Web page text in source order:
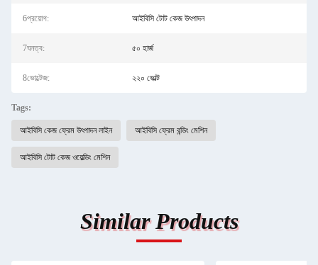
6প্রয়োগ: আইবিসি টোট কেজ উৎপাদন
7ঘনত্ব: ৫০ হার্জ
8ভোল্টেজ: ২২০ ভোল্ট
Tags:
আইবিসি কেজ ফ্রেম উৎপাদন লাইন আইবিসি ফ্রেম বন্ডিং মেশিন
আইবিসি টোট কেজ ওয়েল্ডিং মেশিন
Similar Products